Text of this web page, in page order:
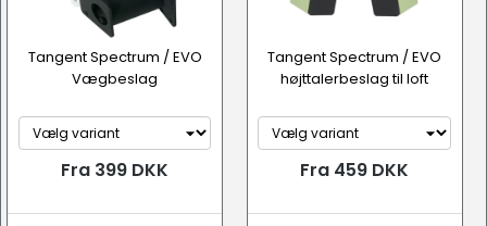
Tangent Spectrum / EVO
Vægbeslag
Fra 399 DKK
Tangent Spectrum / EVO
højttalerbeslag til loft
Fra 459 DKK